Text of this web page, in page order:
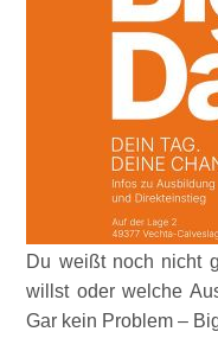
Du weißt noch nicht
willst oder welche
Gar kein Problem –